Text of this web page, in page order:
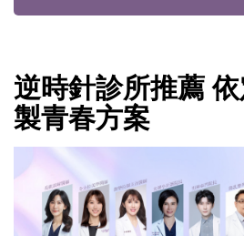
逆時針診所推薦
製青春方案